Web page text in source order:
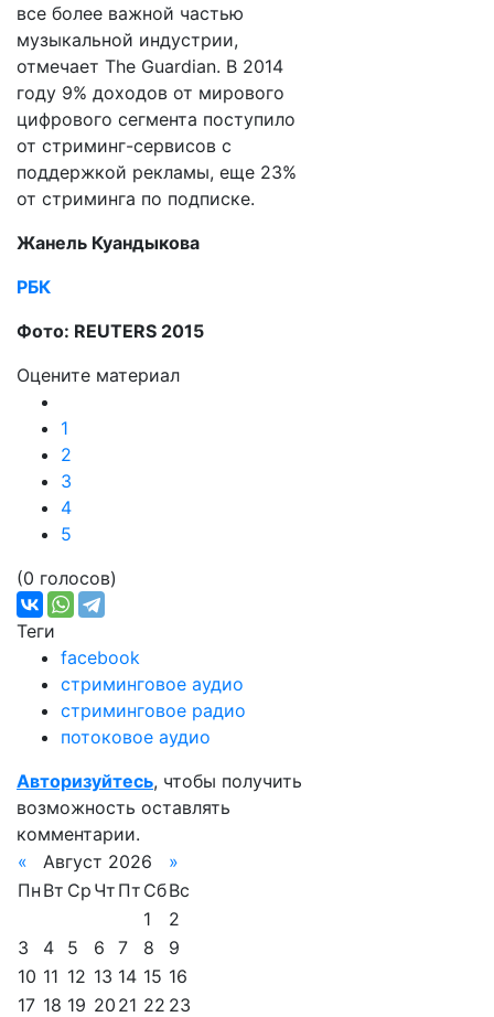
все более важной частью
музыкальной индустрии,
отмечает The Guardian. В 2014
году 9% доходов от мирового
цифрового сегмента поступило
от стриминг-сервисов с
поддержкой рекламы, еще 23%
от стриминга по подписке.
Жанель Куандыкова
РБК
Фото: REUTERS 2015
Оцените материал
1
2
3
4
5
(0 голосов)
Теги
facebook
стриминговое аудио
стриминговое радио
потоковое аудио
Авторизуйтесь, чтобы получить
возможность оставлять
комментарии.
«
Август 2026
»
Пн Вт Ср Чт Пт СбВс
1
2
3
4 5 6 7 8
9
10 11 12 13 14 15 16
17 18 19 20 21 22 23